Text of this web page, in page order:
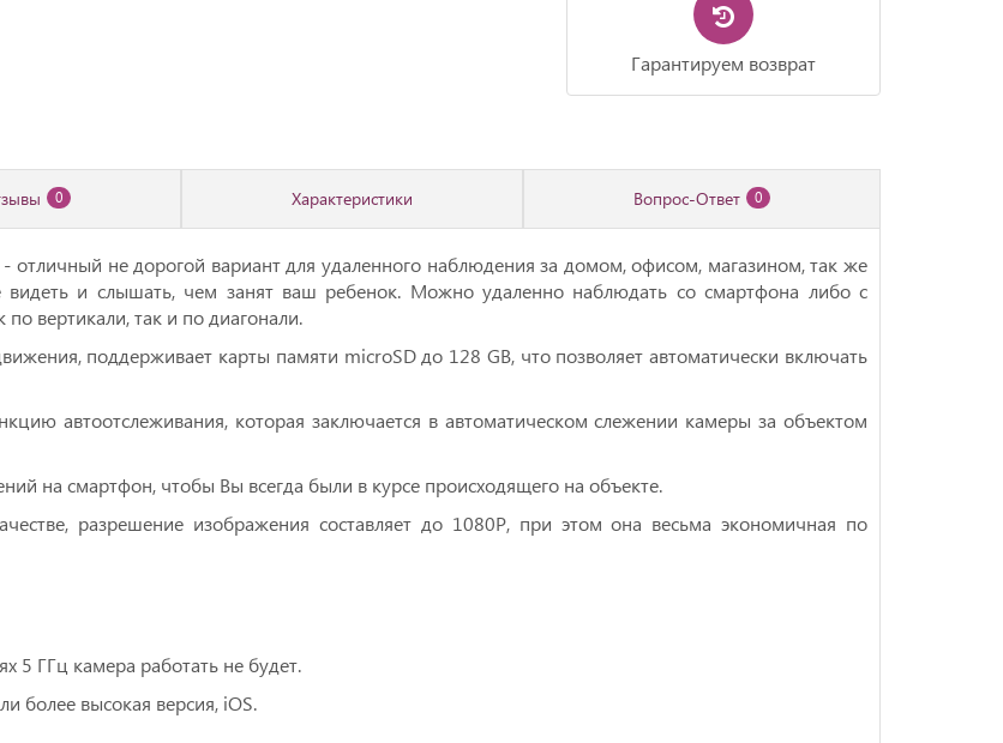
Гарантируем возврат
0 Характеристики Вопрос-Ответ 0
отличный не дорогой вариант для удаленного наблюдения за домом, офисом, магазином, так же
видеть и слышать, чем занят ваш ребенок. Можно удаленно наблюдать со смартфона либо с
вертикали, так и по диагонали.
поддерживает карты памяти microSD до 128 GB, что позволяет автоматически включать
автоотслеживания, которая заключается в автоматическом слежении камеры за объектом
на смартфон, чтобы Вы всегда были в курсе происходящего на объекте.
разрешение изображения составляет до 1080P, при этом она весьма экономичная по
5 ГГц камера работать не будет.
более высокая версия, iOS.